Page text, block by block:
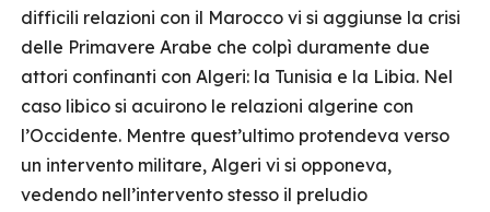
difficili relazioni con il Marocco vi si aggiunse la crisi
delle Primavere Arabe che colpì duramente due
attori confinanti con Algeri: la Tunisia e la Libia. Nel
caso libico si acuirono le relazioni algerine con
l’Occidente. Mentre quest’ultimo protendeva verso
un intervento militare, Algeri vi si opponeva,
vedendo nell’intervento stesso il preludio